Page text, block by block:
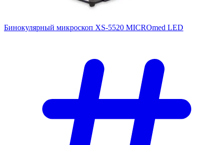
Бинокулярный микроскоп XS-5520 MICROmed LED